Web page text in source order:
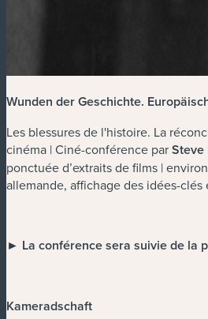
Wunden der Geschichte.
Les blessures de l'histoire. La
cinéma | Ciné-conférence par
ponctuée d’extraits de films |
allemande, affichage des idées-clés
► La conférence sera suivie de la
Kameradschaft